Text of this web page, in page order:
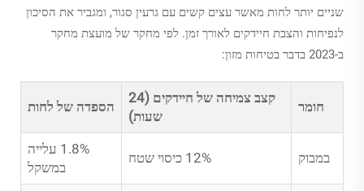
שניים יותר לחות מאשר עצים קשים עם גרעין סגור, ומגביר את הסיכון
לנפיחות והצבת חיידקים לאורך זמן. לפי מחקר של מועצת מחקר
ב-2023 בדבר בטיחות מזון:
חומר
קצב צמיחה של חיידקים (24
שעות)
הספדה של לחות
במבוק 12% כיסוי שטח
1.8% עלייה
במשקל